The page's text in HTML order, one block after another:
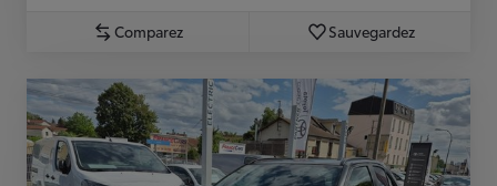
Comparez Sauvegardez